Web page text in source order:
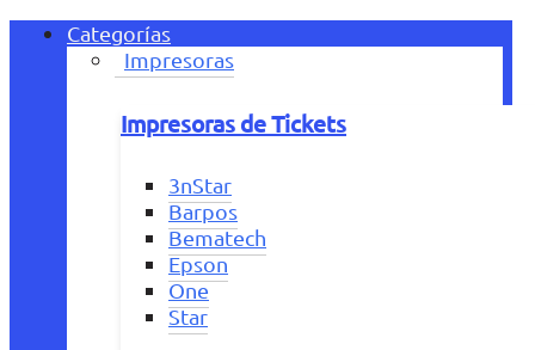
Categorías
Impresoras
Impresoras de Tickets
3nStar
Barpos
Bematech
Epson
One
Star